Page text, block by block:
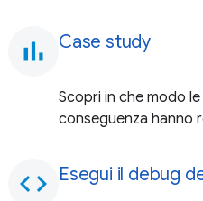
bar_chart Case study
Scopri in che modo
conseguenza hanno
code Esegui il debug